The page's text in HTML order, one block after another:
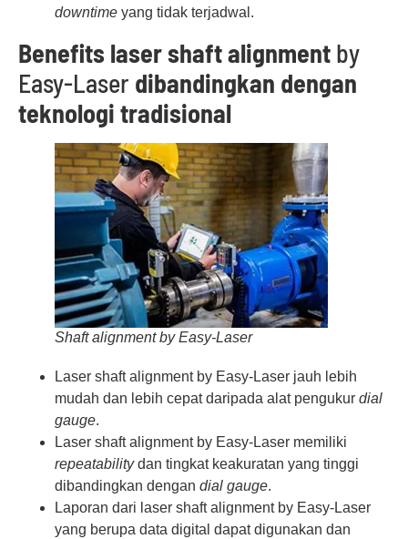
downtime yang tidak terjadwal.
Benefits laser shaftalignment by
Easy-Laser dibandingkan dengan
teknologi tradisional
Shaft alignment by Easy-Laser
Laser shaft alignment by Easy-Laser jauh lebih
mudah dan lebih cepat daripada alat pengukur dial
gauge.
Laser shaft alignment by Easy-Laser memiliki
repeatabilitydan tingkat keakuratan yang tinggi
dibandingkan dengan dial gauge.
Laporan dari laser shaft alignment by Easy-Laser
yang berupa data digital dapat digunakan dan